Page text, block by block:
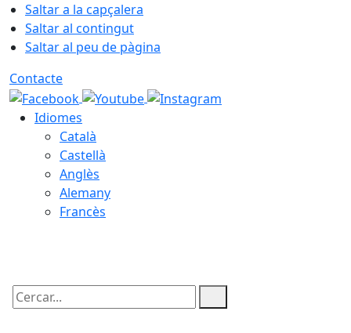
Saltar a la capçalera
Saltar al contingut
Saltar al peu de pàgina
Contacte
Idiomes
Català
Castellà
Anglès
Alemany
Francès
Cercar: